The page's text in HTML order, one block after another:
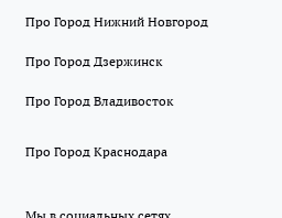
Про Город Нижний Новгород
Про Город Дзержинск
Про Город Владивосток
Про Город Краснодара